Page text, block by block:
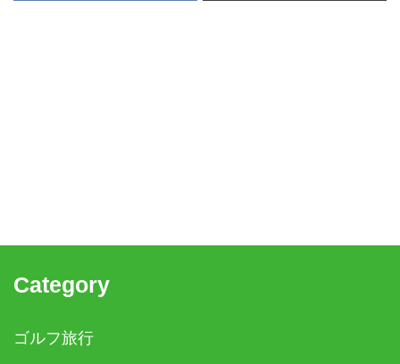
Category
ゴルフ旅行